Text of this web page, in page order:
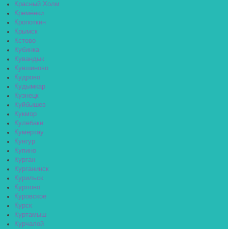
Красный Холм
Кремёнки
Кропоткин
Крымск
Кстово
Кубинка
Кувандык
Кувшиново
Кудрово
Кудымкар
Кузнецк
Куйбышев
Кукмор
Кулебаки
Кумертау
Кунгур
Купино
Курган
Курганинск
Курильск
Курлово
Куровское
Курск
Куртамыш
Курчалой